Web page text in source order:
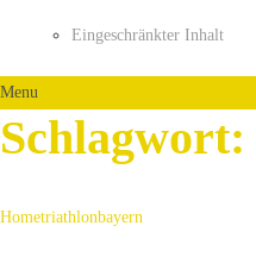
Eingeschränkter Inhalt
Menu
Schlagwort:
Hometriathlonbayern